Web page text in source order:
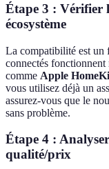
Étape 3 : Vérifier
écosystème
La compatibilité est un
connectés fonctionnent
comme Apple
vous utilisez déjà un
assurez-vous que le
sans problème.
Étape 4 :
qualité/prix